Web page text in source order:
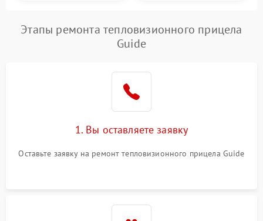
Этапы ремонта тепловизионного прицела
Guide
1. Вы оставляете заявку
Оставьте заявку на ремонт тепловизионного прицела Guide